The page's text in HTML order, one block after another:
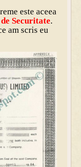
este aceea
Securitate.
am scris eu